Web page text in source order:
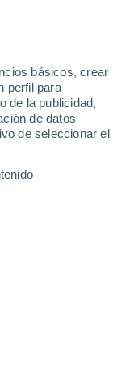
básicos, crear
perfil para
de la publicidad,
de datos
de seleccionar el
St. John's
32°
18°
Halifax